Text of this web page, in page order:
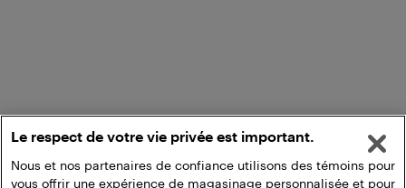
Le respect de votre vie privée est important.
Nous et nos partenaires de confiance utilisons des témoins pour
vous offrir une expérience de magasinage personnalisée et pour